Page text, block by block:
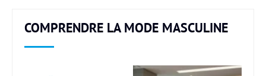
COMPRENDRE LA MODE MASCULINE